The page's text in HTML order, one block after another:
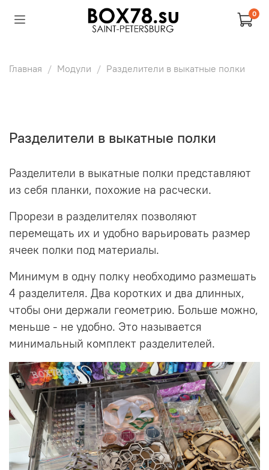
0
Главная Модули Разделители в выкатные полки
Разделители в выкатные полки
Разделители в выкатные полки представляют
из себя планки, похожие на расчески.
Прорези в разделителях позволяют
перемещать их и удобно варьировать размер
ячеек полки под материалы.
Минимум в одну полку необходимо размешать
4 разделителя. Два коротких и два длинных,
чтобы они держали геометрию. Больше можно,
меньше - не удобно. Это называется
минимальный комплект разделителей.